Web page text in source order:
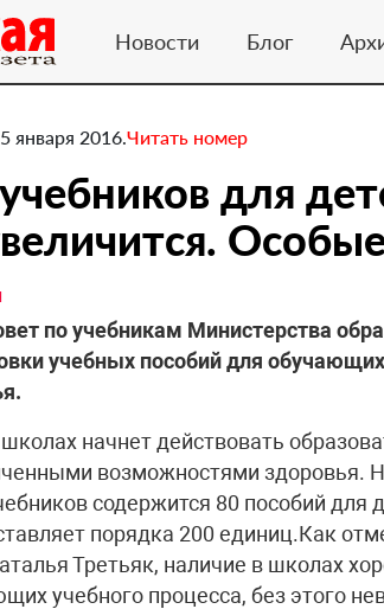
Новости Блог
января 2016.Читать номер
для
по учебникам Министерства
учебных пособий для
начнет действовать
возможностями здоровья.
содержится 80 пособий для
порядка 200 единиц.Как
Третьяк, наличие в школах
учебного процесса, без этого